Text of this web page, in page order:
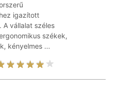
igazított
A vállalat széles
székek,
kényelmes ...